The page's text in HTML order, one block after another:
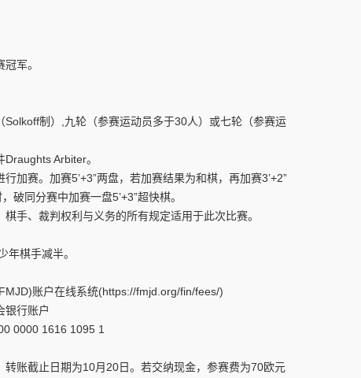
军。
制）,九轮（参赛运动员多于30人）或七轮（参赛运
Arbiter。
赛。加赛5’+3”两盘，若加赛结果为和棋，再加赛3’+2”
破同分赛中加赛一盘5’+3”超快棋。
、裁判权利与义务的所有规定适用于此次比赛。
棋手减半。
账户在线系统(https://fmjd.org/fin/fees/)
行账户
0000 1616 1095 1
截止日期为10月20日。若交纳现金，参赛费为70欧元